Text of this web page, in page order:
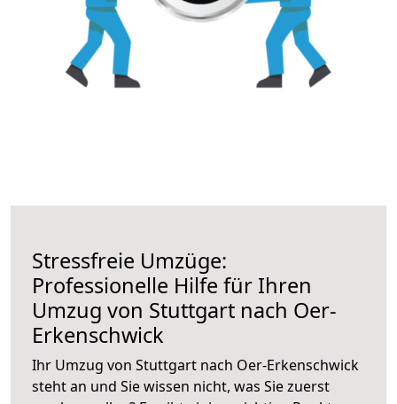
Stressfreie Umzüge:
Professionelle Hilfe für Ihren
Umzug von Stuttgart nach Oer-
Erkenschwick
Ihr Umzug von Stuttgart nach Oer-Erkenschwick
steht an und Sie wissen nicht, was Sie zuerst